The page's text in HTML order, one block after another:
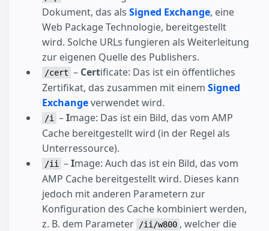
Dokument, das als Signed Exchange, eine
Web Package Technologie, bereitgestellt
wird. Solche URLs fungieren als Weiterleitung
zur eigenen Quelle des Publishers.
/cert – Certificate: Das ist ein öffentliches
Zertifikat, das zusammen mit einem Signed
Exchangeverwendet wird.
/i –Image: Das ist ein Bild, das vom AMP
Cache bereitgestellt wird (in der Regel als
Unterressource).
/ii –Image: Auch das ist ein Bild, das vom
AMP Cache bereitgestellt wird. Dieses kann
jedoch mit anderen Parametern zur
Konfiguration des Cache kombiniert werden,
z. B. dem Parameter
/ii/w800 , welcher die